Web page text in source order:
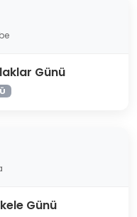
Günü
Günü